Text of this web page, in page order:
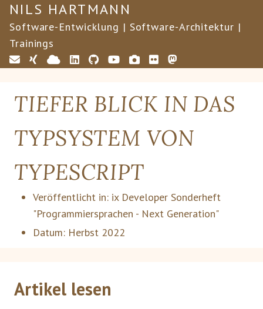
NILS HARTMANN
Software-Entwicklung | Software-Architektur |
Trainings
TIEFER BLICK IN DAS
TYPSYSTEM VON
TYPESCRIPT
Veröffentlicht in: ix Developer Sonderheft
"Programmiersprachen - Next Generation"
Datum: Herbst 2022
Artikel lesen